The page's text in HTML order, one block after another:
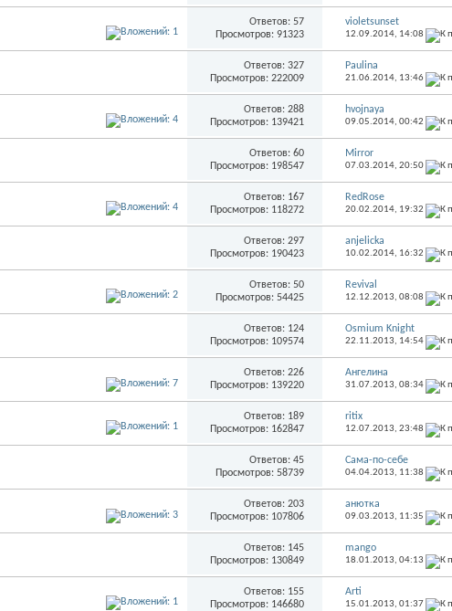
Ответов: 57
Просмотров: 91323
violetsunset
12.09.2014, 14:08
Ответов: 327
Просмотров: 222009
Paulina
21.06.2014, 13:46
Ответов: 288
Просмотров: 139421
hvojnaya
09.05.2014, 00:42
Ответов: 60
Просмотров: 198547
Mirror
07.03.2014, 20:50
Ответов: 167
Просмотров: 118272
RedRose
20.02.2014, 19:32
Ответов: 297
Просмотров: 190423
anjelicka
10.02.2014, 16:32
Ответов: 50
Просмотров: 54425
Revival
12.12.2013, 08:08
Ответов: 124
Просмотров: 109574
Osmium Knight
22.11.2013, 14:54
Ответов: 226
Просмотров: 139220
Ангелина
31.07.2013, 08:34
Ответов: 189
Просмотров: 162847
ritix
12.07.2013, 23:48
Ответов: 45
Просмотров: 58739
Сама-по-себе
04.04.2013, 11:38
Ответов: 203
Просмотров: 107806
анютка
09.03.2013, 11:35
Ответов: 145
Просмотров: 130849
mango
18.01.2013, 04:13
Ответов: 155
Просмотров: 146680
Arti
15.01.2013, 01:37